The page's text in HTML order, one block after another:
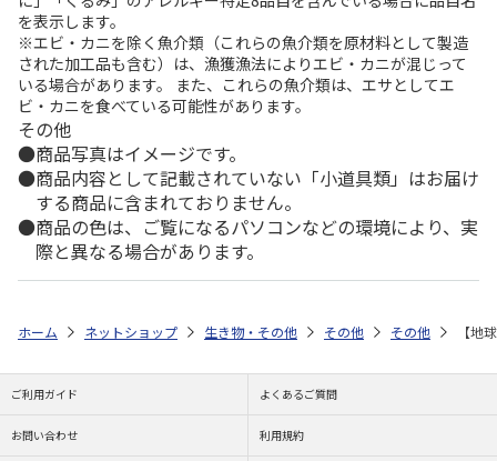
を表示します。
※エビ・カニを除く魚介類（これらの魚介類を原材料として製造
された加工品も含む）は、漁獲漁法によりエビ・カニが混じって
いる場合があります。 また、これらの魚介類は、エサとしてエ
ビ・カニを食べている可能性があります。
その他
商品写真はイメージです。
商品内容として記載されていない「小道具類」はお届け
する商品に含まれておりません。
商品の色は、ご覧になるパソコンなどの環境により、実
際と異なる場合があります。
ホーム ネットショップ 生き物・その他 その他 その他 【地
ご利用ガイド よくあるご質問
お問い合わせ 利用規約